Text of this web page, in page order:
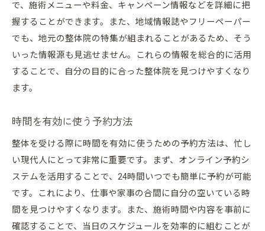
整体をライフスタイルに取り入れる
で、施術メニューや料金、キャンペーン情報などを詳細に把
握することができます。また、地域情報誌やフリーペーパー
でも、地元の整体院の特集が組まれることがあるため、そう
いった情報源も見逃せません。これらの情報を総合的に活用
することで、自分の目的に合った整体院を見つけやすくなり
ます。
時間を有効に使う予約方法
整体を受ける際に時間を有効に使うための予約方法は、忙し
い現代人にとって非常に重要です。まず、オンライン予約シ
ステムを活用することで、24時間いつでも簡単に予約が可能
です。これにより、仕事や家事の合間に自分の空いている時
間を見つけやすくなります。また、施術時間や内容を事前に
確認することで、当日のスケジュールを効率的に組むことが